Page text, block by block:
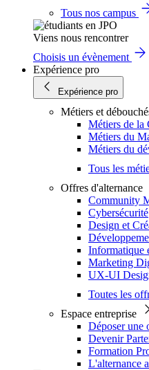
Tous nos campus
Viens nous rencontrer
Choisis un évènement
Expérience pro
Expérience pro
Métiers et
Métiers de la
Métiers du
Métiers du
Tous les
Offres d'alternance
Community
Cybersécurité
Design et
Informatique
Marketing
UX-UI
Toutes les
Espace entreprise
Déposer une
Devenir
Formation
L'alternance